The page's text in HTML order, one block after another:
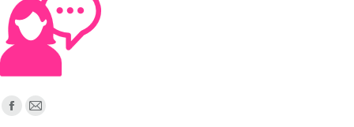
Finden Sie uns auf:
Facebook
E-